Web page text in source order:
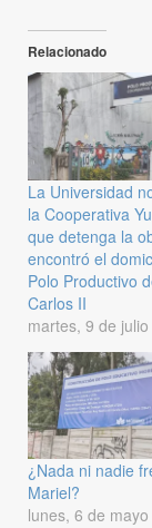
Relacionado
La Universidad
la Cooperativa
que detenga la
encontró el
Polo Productivo
Carlos II
martes, 9 de
¿Nada ni nadie
Mariel?
lunes, 6 de